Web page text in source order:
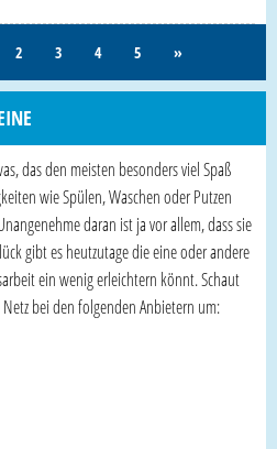
2 3 4 5 »
das den meisten besonders viel Spaß
wie Spülen, Waschen oder Putzen
daran ist ja vor allem, dass sie
gibt es heutzutage die eine oder andere
ein wenig erleichtern könnt. Schaut
bei den folgenden Anbietern um: